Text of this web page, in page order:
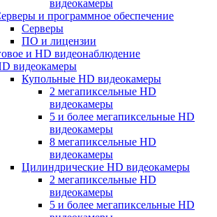
видеокамеры
и программное обеспечение
Серверы
ПО и лицензии
и HD видеонаблюдение
видеокамеры
Купольные HD видеокамеры
2 мегапиксельные HD
видеокамеры
5 и более мегапиксельные HD
видеокамеры
8 мегапиксельные HD
видеокамеры
Цилиндрические HD видеокамеры
2 мегапиксельные HD
видеокамеры
5 и более мегапиксельные HD